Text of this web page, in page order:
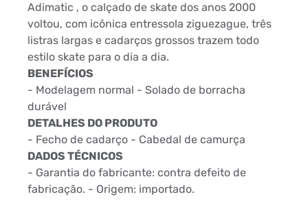
Adimatic , o calçado de skate dos anos 2000
voltou, com icônica entressola ziguezague, três
listras largas e cadarços grossos trazem todo
estilo skate para o dia a dia.
BENEFÍCIOS
- Modelagem normal - Solado de borracha
durável
DETALHES DO PRODUTO
- Fecho de cadarço - Cabedal de camurça
DADOS TÉCNICOS
- Garantia do fabricante: contra defeito de
fabricação. - Origem: importado.